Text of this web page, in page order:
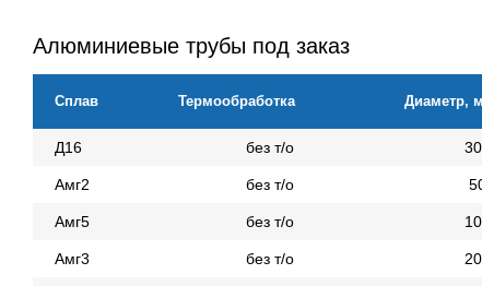
Алюминиевые трубы под заказ
Сплав Термообработка Диаметр,
Д16 без т/о
Амг2 без т/о
Амг5 без т/о
Амг3 без т/о